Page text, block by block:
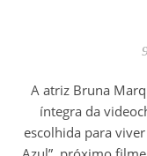
A atriz Bruna Marquezine publicou em seu Instagram a
íntegra da
escolhida para